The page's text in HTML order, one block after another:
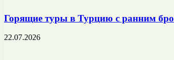
Горящие туры в Турцию с ранним
22.07.2026